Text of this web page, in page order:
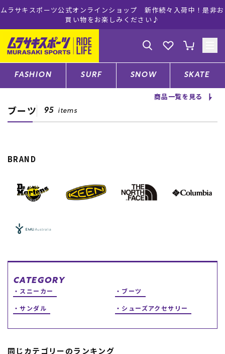
ムラサキスポーツ公式オンラインショップ 新作続々入荷中！是非お
買い物をお楽しみください♪
ゲスト様
ログイン 会員登録
ファッションTOP
特集一覧
FASHION SURF SNOW SKATE
商品一覧を見る
ブーツ 95 items
BRAND
CATEGORY
スニーカー
ブーツ
サンダル
シューズアクセサリー
同じカテゴリーのランキング